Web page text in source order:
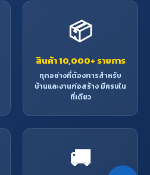
📦
สินค้า 10,000+ รายการ
ทุกอย่างที่ต้องการสำหรับ
บ้านและงานก่อสร้าง มีครบใน
ที่เดียว
🚚